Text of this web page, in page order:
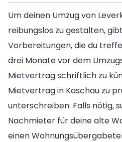
Um deinen Umzug von
reibungslos zu gestalten,
Vorbereitungen, die du
drei Monate vor dem
Mietvertrag schriftlich zu
Mietvertrag in Kaschau zu
unterschreiben. Falls nötig,
Nachmieter für deine alte
einen